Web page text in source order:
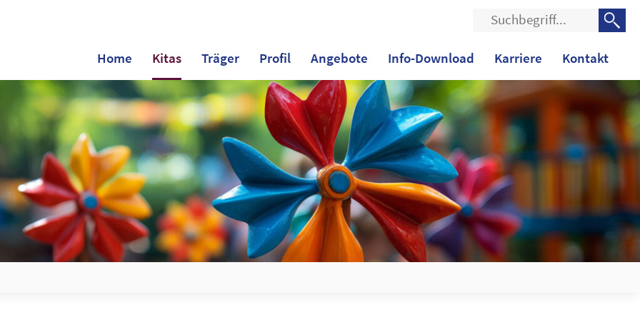
Suche
nach:
Home
Kitas Träger Profil Angebote Info-Download Karriere Kontakt